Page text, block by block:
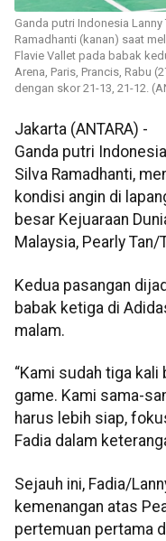
Ganda putri Indonesia
Ramadhanti (kanan) saat
Flavie Vallet pada babak
Arena, Paris, Prancis, Rabu
dengan skor 21-13, 21-12.
Jakarta (ANTARA) -
Ganda putri
Silva Ramadhanti,
kondisi angin di
besar Kejuaraan
Malaysia, Pearly
Kedua pasangan
babak ketiga di
malam.
“Kami sudah tiga
game. Kami sama-
harus lebih siap,
Fadia dalam
Sejauh ini, Fadia/
kemenangan atas
pertemuan pertama